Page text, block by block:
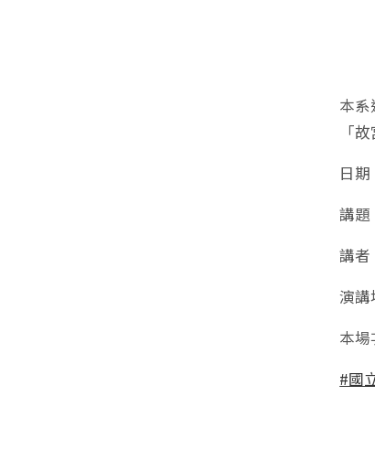
本
「
日
講題
講者
演講
本
#國